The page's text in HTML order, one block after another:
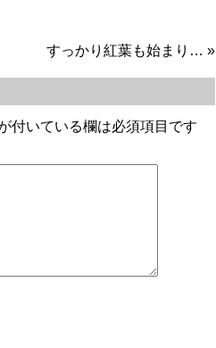
すっかり紅葉も始まり… »
付いている欄は必須項目です